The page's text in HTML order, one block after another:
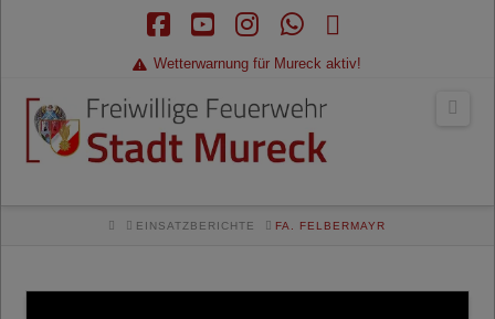
RSS
Wetterwarnung für Mureck aktiv!
HOMEEINSATZBERICHTE FA. FELBERMAYR